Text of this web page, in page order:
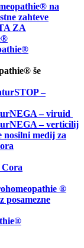
na
zahteve
ZA
še
–
– viruid
– verticilij
nosilni medij za
Cora
®
posamezne